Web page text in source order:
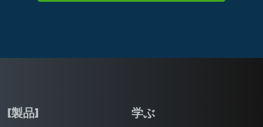
[製品] 学ぶ